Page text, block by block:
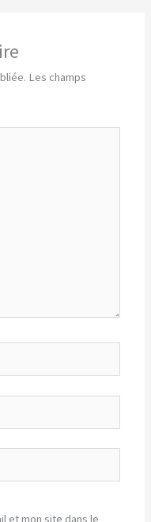
Les champs
et mon site dans le